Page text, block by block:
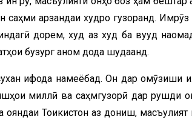
арзандаи худро гузоранд. Имрӯз
дорем, худ аз худ ба вуҷуд
бузург анҷом дода шудаанд.
ифода намеёбад. Он дар омӯзиши
миллӣ ва саҳмгузорӣ дар рушди
Тоҷикистон аз дониш, масъулият